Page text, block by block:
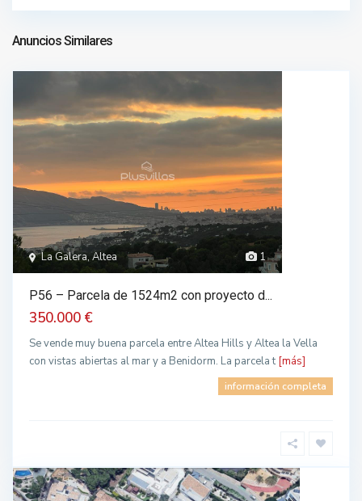
135.000 €
Anuncios Similares
1
La Galera, Altea
P56 – Parcela de 1524m2 con proyecto d...
350.000 €
Se vende muy buena parcela entre Altea Hills y Altea la Vella
con vistas abiertas al mar y a Benidorm. La parcela t [más]
información completa